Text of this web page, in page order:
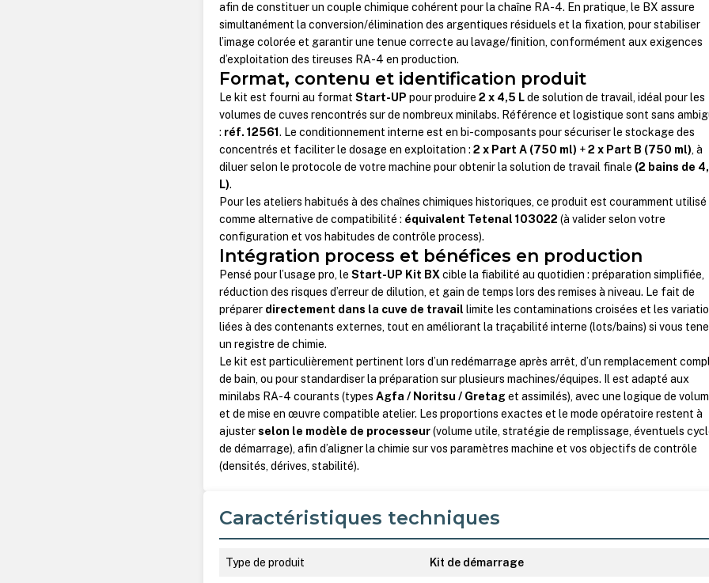
afin de constituer un couple chimique cohérent pour la chaîne RA-4. En pratique, le BX assure
simultanément la conversion/élimination des argentiques résiduels et la fixation, pour stabiliser
l’image colorée et garantir une tenue correcte au lavage/finition, conformément aux exigences
d’exploitation des tireuses RA-4 en production.
Format, contenu et identification produit
Le kit est fourni au formatStart-UP pour produire2 x 4,5 Lde solution de travail, idéal pour les
volumes de cuves rencontrés sur de nombreux minilabs. Référence et logistique sont sans
: réf. 12561. Le conditionnement interne est en bi-composants pour sécuriser le stockage des
concentrés et faciliter le dosage en exploitation :2 x Part A (750 ml) +2 x Part B (750 ml), à
diluer selon le protocole de votre machine pour obtenir la solution de travail finale (2 bains de
L).
Pour les ateliers habitués à des chaînes chimiques historiques, ce produit est couramment utilisé
comme alternative de compatibilité : équivalent Tetenal 103022 (à valider selon votre
configuration et vos habitudes de contrôle process).
Intégration process et bénéfices en production
Pensé pour l’usage pro, leStart-UP Kit BXcible la fiabilité au quotidien : préparation simplifiée,
réduction des risques d’erreur de dilution, et gain de temps lors des remises à niveau. Le fait de
préparer directement dans la cuve de travail limite les contaminations croisées et les
liées à des contenants externes, tout en améliorant la traçabilité interne (lots/bains) si vous
un registre de chimie.
Le kit est particulièrement pertinent lors d’un redémarrage après arrêt, d’un remplacement
de bain, ou pour standardiser la préparation sur plusieurs machines/équipes. Il est adapté aux
minilabs RA-4 courants (typesAgfa / Noritsu / Gretag et assimilés), avec une logique de
et de mise en œuvre compatible atelier. Les proportions exactes et le mode opératoire restent à
ajusterselon le modèle de processeur(volume utile, stratégie de remplissage, éventuels
de démarrage), afin d’aligner la chimie sur vos paramètres machine et vos objectifs de contrôle
(densités, dérives, stabilité).
Caractéristiques techniques
Type de produit Kit de démarrage